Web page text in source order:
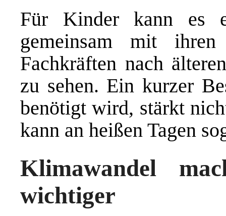
Für Kinder kann es
gemeinsam mit ihren
Fachkräften nach
zu sehen. Ein kurzer
benötigt wird, stärkt
kann an heißen Tagen
Klimawandel
wichtiger